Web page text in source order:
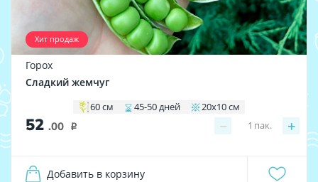
Хит продаж
Горох
Сладкий жемчуг
60 см 45-50 дней 20х10 см
52 .00 i − +
1 пак.
Добавить в корзину